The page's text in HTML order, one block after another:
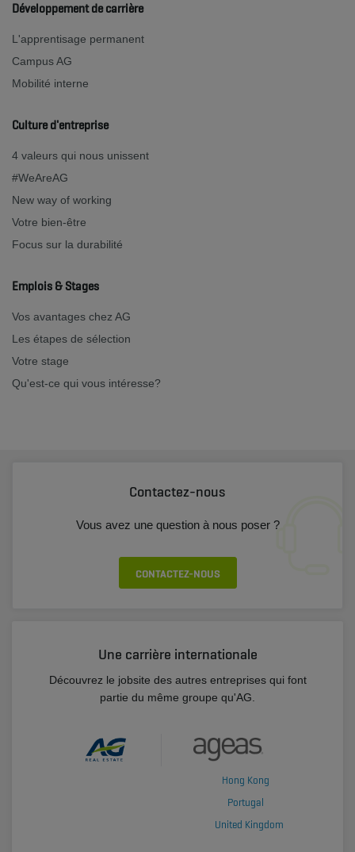
Développement de carrière
L'apprentisage permanent
Campus AG
Mobilité interne
Culture d'entreprise
4 valeurs qui nous unissent
#WeAreAG
New way of working
Votre bien-être
Focus sur la durabilité
Emplois & Stages
Vos avantages chez AG
Les étapes de sélection
Votre stage
Qu'est-ce qui vous intéresse?
Contactez-nous
Vous avez une question à nous poser ?
CONTACTEZ-NOUS
Une carrière internationale
Découvrez le jobsite des autres entreprises qui font
partie du même groupe qu'AG.
Hong Kong
Portugal
United Kingdom